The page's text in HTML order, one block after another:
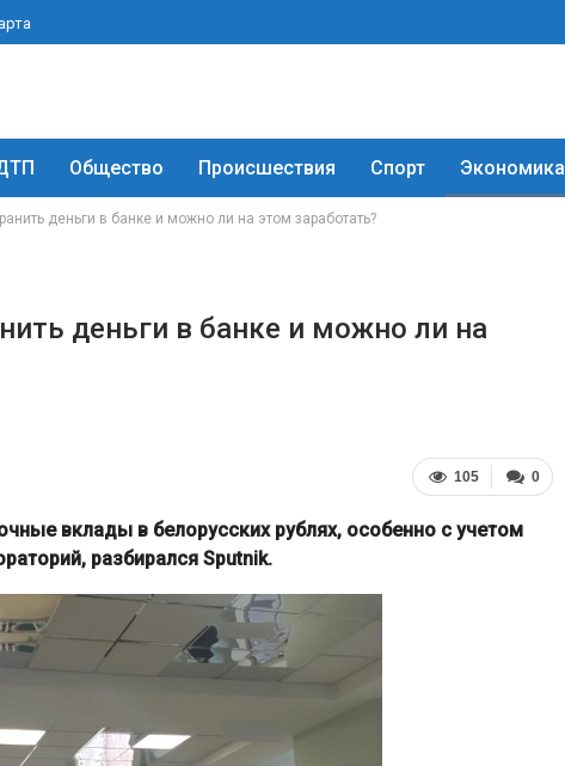
Общество Происшествия Спорт Экономика
деньги в банке и можно ли на этом заработать?
деньги в банке и можно ли на
0
105
вклады в белорусских рублях, особенно с учетом
разбирался Sputnik.